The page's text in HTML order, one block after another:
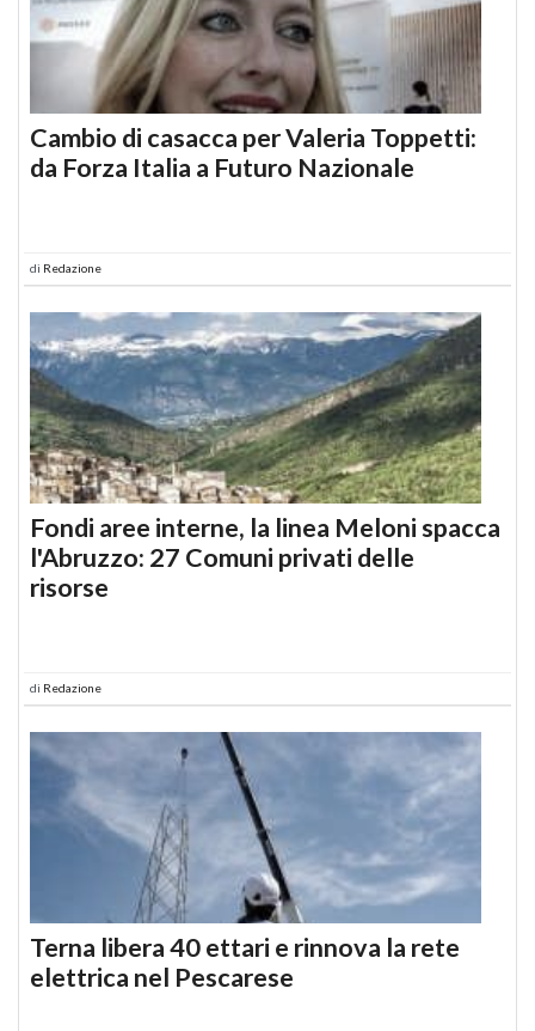
Cambio di casacca per Valeria Toppetti:
da Forza Italia a Futuro Nazionale
di Redazione
Fondi aree interne, la linea Meloni spacca
l'Abruzzo: 27 Comuni privati delle
risorse
di Redazione
Terna libera 40 ettari e rinnova la rete
elettrica nel Pescarese